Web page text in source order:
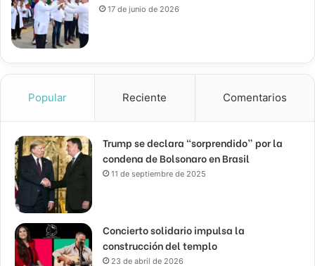
17 de junio de 2026
Popular Reciente Comentarios
Trump se declara “sorprendido” por la
condena de Bolsonaro en Brasil
11 de septiembre de 2025
Concierto solidario impulsa la
construcción del templo
23 de abril de 2026